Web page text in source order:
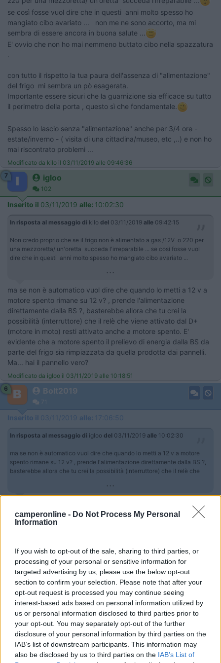
camperonline - Do Not Process My Personal
Information
If you wish to opt-out of the sale, sharing to third parties, or
processing of your personal or sensitive information for
targeted advertising by us, please use the below opt-out
section to confirm your selection. Please note that after your
opt-out request is processed you may continue seeing
interest-based ads based on personal information utilized by
us or personal information disclosed to third parties prior to
your opt-out. You may separately opt-out of the further
disclosure of your personal information by third parties on the
IAB’s list of downstream participants. This information may
also be disclosed by us to third parties on the IAB’s List of
se così fosse vuol dire che in questi anni molto spesso ho
mangiato cibo avariato ... non me ne sono accorto, ma mi
sembra di essere ancora in buona salute ...
E' ovvio che non ho mai nemmeno buttato cibo nella spazzatura
.
con tutto il rispetto la tua paura dell'assenza di "alimentazione"
del frigo mi sembra un pò esagerata.
Importante essere sicuri che la guarnizione sia efficace su tutto
il perimetro della porta , questo sì che fondamentale.
Spesso lo lascio senza "alimentazione" anche per 3/4 ore -
estate/inverno - ( visita di una cittadina/museo, etc ,..) e non ho
mai riscontrato problemi ...
Modificato da kilo il 03/11/2019 alle 09:46:36
7
igloo
102
Inserito il 03/11/2019 alle: 10:02:30
In risposta al messaggio di kilo del 03/11/2019 alle 09:42:15
Non credo proprio che se il frigo non è alimentato a gas /12V o 220 per
una mezzoretta/ un'oretta succeda l'irreparabile ... se così fosse vuol
dire che in questi anni molto spesso ho mangiato cibo avariato ...
...
ma se non è automatico vuol dire che quando lo metti a 12 v a
motore spento rimane su 12 v? , prende l'alimentazione
direttamente dalla BS ?, basterebbe allora che tu crei la
possibilità (interruttore) che il relè che viene attivato dal D+
(motore in moto) resti attivato anche a motore spento. E'
evidente che a motore spento il prelievo di energia dalla BS da
parte del frigo sia rimpiazzata da quella prodotta dai pannelli.
Ma... hai il pannello vero?
Modificato da igloo il 03/11/2019 alle 10:18:51
6
Bolt2019
71
Inserito il 03/11/2019 alle: 17:06:50
In risposta al messaggio di igloo del 03/11/2019 alle 10:02:30
ma se non è automatico vuol dire che quando lo metti a 12 v a motore
spento rimane su 12 v? , prende l'alimentazione direttamente dalla BS ?,
basterebbe allora che tu crei la possibilità (interruttore) che il relè che
...
12 ce un interruttore a 220 uguale a gas uguale se e a 12
quando spengo il motore si spegne anche il frigo e questo mi
e ne prendo uno che faccia come dico io a costo ci pagarlo
dieci mila euro
kilo
293
Inserito il03/11/2019 alle:17:34:31
Bolt2019 fai prima a cambiare il camper
, se non prendo una
cantonata il tuo modello ha minimo 17 anni se non di più
poi non in****arti, troverai di sicuro qualcuno che ti prospetta la